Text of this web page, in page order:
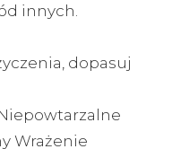
innych.
dopasuj
Wrażenie